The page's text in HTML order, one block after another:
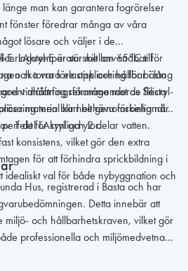
man kan garantera fogrörelser
fönster föredrar många av våra
lösare och väljer i de
E. LAkryl-E är särskilt användbar för
ska vara elastisk och hållbar i lång
målarfog rekommenderas Silicryl-
men blir helt genomskinlig när
för synliga ytor.
mellan +5°C till
och torra före applicering för bästa
vidhäftningsförmåga mot de flesta
material kan behöva förbehandlas
1 del LAkryl och 2 delar vatten.
konsistens, vilket gör den extra
för att förhindra sprickbildning i
idealiskt val för både nybyggnation och
Hus, registrerad i Basta och har
Detta innebär att
miljö- och hållbarhetskraven, vilket gör
professionella och miljömedvetna